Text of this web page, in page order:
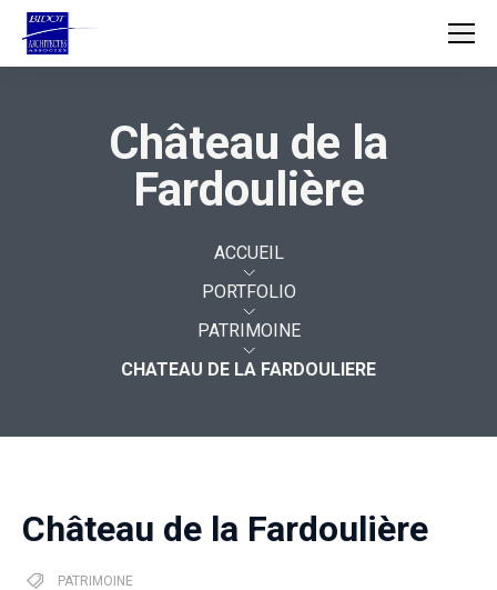
Château de la
Fardoulière
ACCUEIL
PORTFOLIO
PATRIMOINE
CHATEAU DE LA FARDOULIERE
Château de la Fardoulière
PATRIMOINE